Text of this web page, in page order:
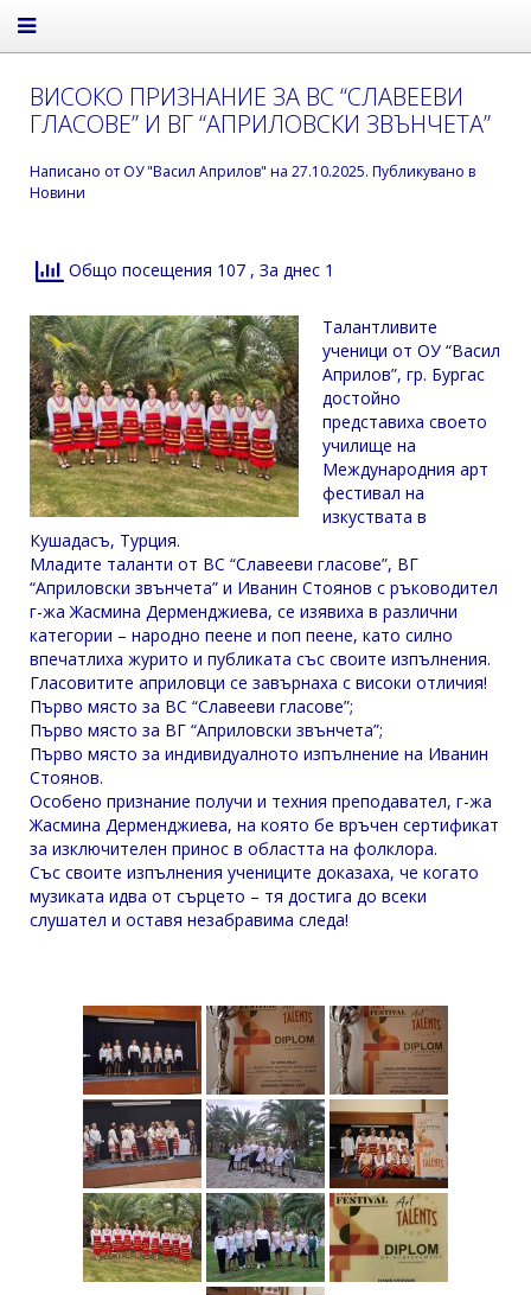
ВИСОКО ПРИЗНАНИЕ ЗА ВС “СЛАВЕЕВИ
ГЛАСОВЕ” И ВГ “АПРИЛОВСКИ ЗВЪНЧЕТА”
Написано от ОУ "Васил Априлов" на 27.10.2025. Публикувано в
Новини
Общо посещения 107 , За днес 1
Талантливите
ученици от ОУ “Васил
Априлов”, гр. Бургас
достойно
представиха своето
училище на
Международния арт
фестивал на
изкуствата в
Кушадасъ, Турция.
Младите таланти от ВС “Славееви гласове”, ВГ
“Априловски звънчета” и Иванин Стоянов с ръководител
г-жа Жасмина Дерменджиева, се изявиха в различни
категории – народно пеене и поп пеене, като силно
впечатлиха журито и публиката със своите изпълнения.
Гласовитите априловци се завърнаха с високи отличия!
Първо място за ВС “Славееви гласове”;
Първо място за ВГ “Априловски звънчета”;
Първо място за индивидуалното изпълнение на Иванин
Стоянов.
Особено признание получи и техния преподавател, г-жа
Жасмина Дерменджиева, на която бе връчен сертификат
за изключителен принос в областта на фолклора.
Със своите изпълнения учениците доказаха, че когато
музиката идва от сърцето – тя достига до всеки
слушател и оставя незабравима следа!